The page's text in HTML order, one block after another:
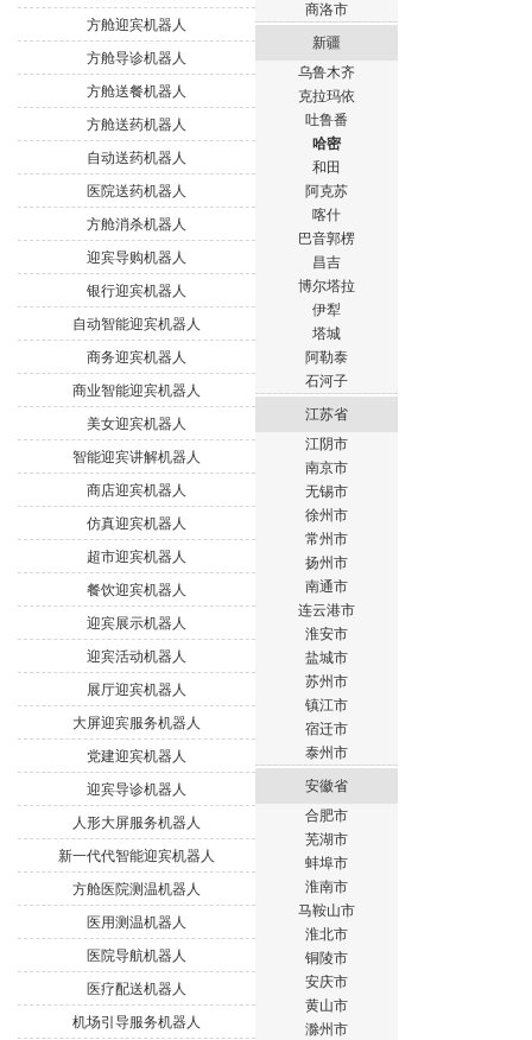
方舱迎宾机器人
方舱导诊机器人
方舱送餐机器人
方舱送药机器人
自动送药机器人
医院送药机器人
方舱消杀机器人
迎宾导购机器人
银行迎宾机器人
自动智能迎宾机器人
商务迎宾机器人
商业智能迎宾机器人
美女迎宾机器人
智能迎宾讲解机器人
商店迎宾机器人
仿真迎宾机器人
超市迎宾机器人
餐饮迎宾机器人
迎宾展示机器人
迎宾活动机器人
展厅迎宾机器人
大屏迎宾服务机器人
党建迎宾机器人
迎宾导诊机器人
人形大屏服务机器人
新一代代智能迎宾机器人
方舱医院测温机器人
医用测温机器人
医院导航机器人
医疗配送机器人
机场引导服务机器人
商洛市
新疆
乌鲁木齐
克拉玛依
吐鲁番
哈密
和田
阿克苏
喀什
巴音郭楞
昌吉
博尔塔拉
伊犁
塔城
阿勒泰
石河子
江苏省
江阴市
南京市
无锡市
徐州市
常州市
扬州市
南通市
连云港市
淮安市
盐城市
苏州市
镇江市
宿迁市
泰州市
安徽省
合肥市
芜湖市
蚌埠市
淮南市
马鞍山市
淮北市
铜陵市
安庆市
黄山市
滁州市